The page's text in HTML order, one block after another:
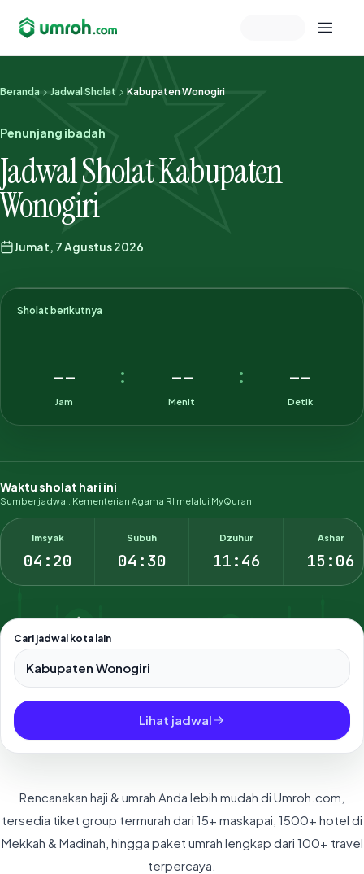
Memeriksa sesi akun
Beranda Jadwal Sholat Kabupaten Wonogiri
Penunjang ibadah
Jadwal Sholat Kabupaten
Wonogiri
Jumat, 7 Agustus 2026
Sholat berikutnya
--
Jam
: --
Menit
: --
Detik
Waktu sholat hari ini
Sumber jadwal: Kementerian Agama RI melalui MyQuran
Imsyak
04:20
Subuh
04:30
Dzuhur
11:46
Ashar
15:06
Cari jadwal kota lain
Pilih salah satu dari 500+ kota dan kabupaten di Indonesia.
Lihat jadwal
Rencanakan haji & umrah Anda lebih mudah di Umroh.com,
tersedia tiket group termurah dari 15+ maskapai, 1500+ hotel di
Mekkah & Madinah, hingga paket umrah lengkap dari 100+ travel
terpercaya.